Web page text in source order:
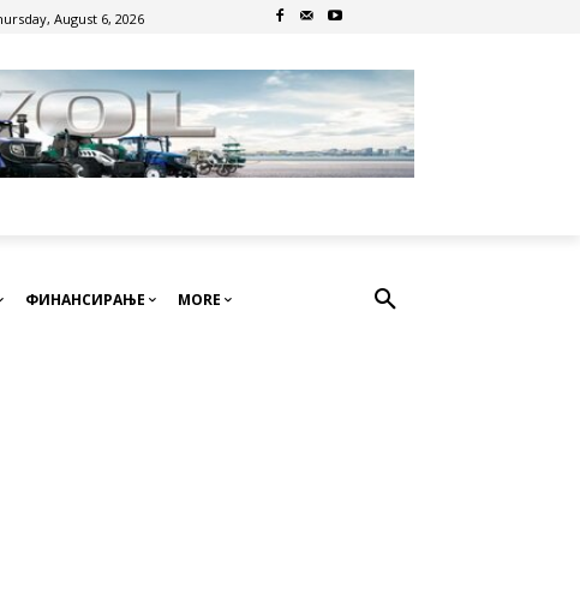
August 6, 2026
ФИНАНСИРАЊЕ MORE